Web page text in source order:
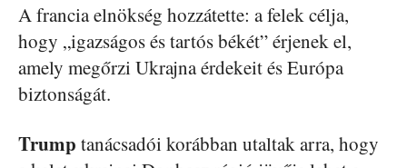
A francia elnökség hozzátette: a felek célja,
hogy „igazságos és tartós békét” érjenek el,
amely megőrzi Ukrajna érdekeit és Európa
biztonságát.
Trump tanácsadói korábban utaltak arra, hogy